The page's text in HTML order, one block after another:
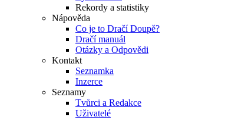
Rekordy a statistiky
Nápověda
Co je to Dračí Doupě?
Dračí manuál
Otázky a Odpovědi
Kontakt
Seznamka
Inzerce
Seznamy
Tvůrci a Redakce
Uživatelé